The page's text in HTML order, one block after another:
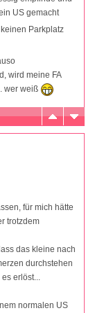
US gemacht
Parkplatz
wird meine FA
wer weiß
für mich hätte
trotzdem
das kleine nach
durchstehen
erlöst...
normalen US